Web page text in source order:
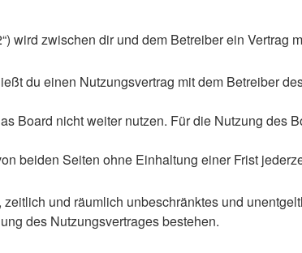
wird zwischen dir und dem Betreiber ein
du einen Nutzungsvertrag mit dem Betreiber
Board nicht weiter nutzen. Für die Nutzung des
beiden Seiten ohne Einhaltung einer Frist
und räumlich unbeschränktes und
des Nutzungsvertrages bestehen.